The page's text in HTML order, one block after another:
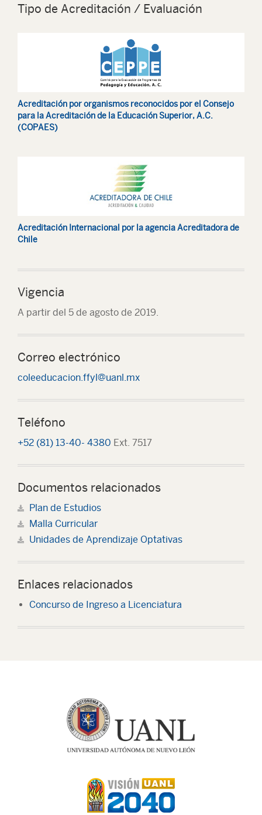
Tipo de Acreditación / Evaluación
Acreditación por organismos reconocidos por el Consejo
para la Acreditación de la Educación Superior, A.C.
(COPAES)
Acreditación Internacional por la agencia Acreditadora de
Chile
Vigencia
A partir del 5 de agosto de 2019.
Correo electrónico
coleeducacion.ffyl@uanl.mx
Teléfono
+52 (81) 13-40- 4380 Ext. 7517
Documentos relacionados
Plan de Estudios
Malla Curricular
Unidades de Aprendizaje Optativas
Enlaces relacionados
Concurso de Ingreso a Licenciatura